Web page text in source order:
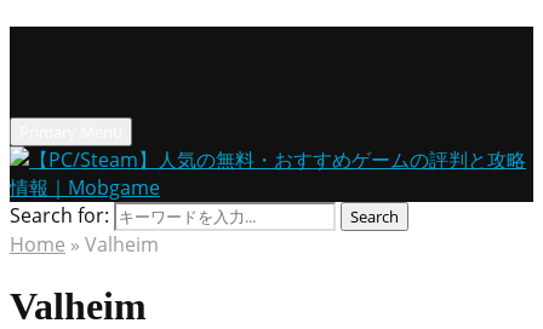
Search for: Search
Home » Valheim
Valheim